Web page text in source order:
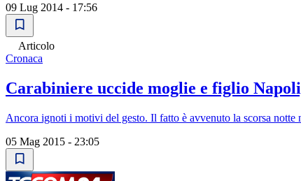
09 Lug 2014 - 17:56
Articolo
Cronaca
Carabiniere uccide moglie e figlio
Ancora ignoti i motivi del gesto. Il fatto è avvenuto la scorsa
05 Mag 2015 - 23:05